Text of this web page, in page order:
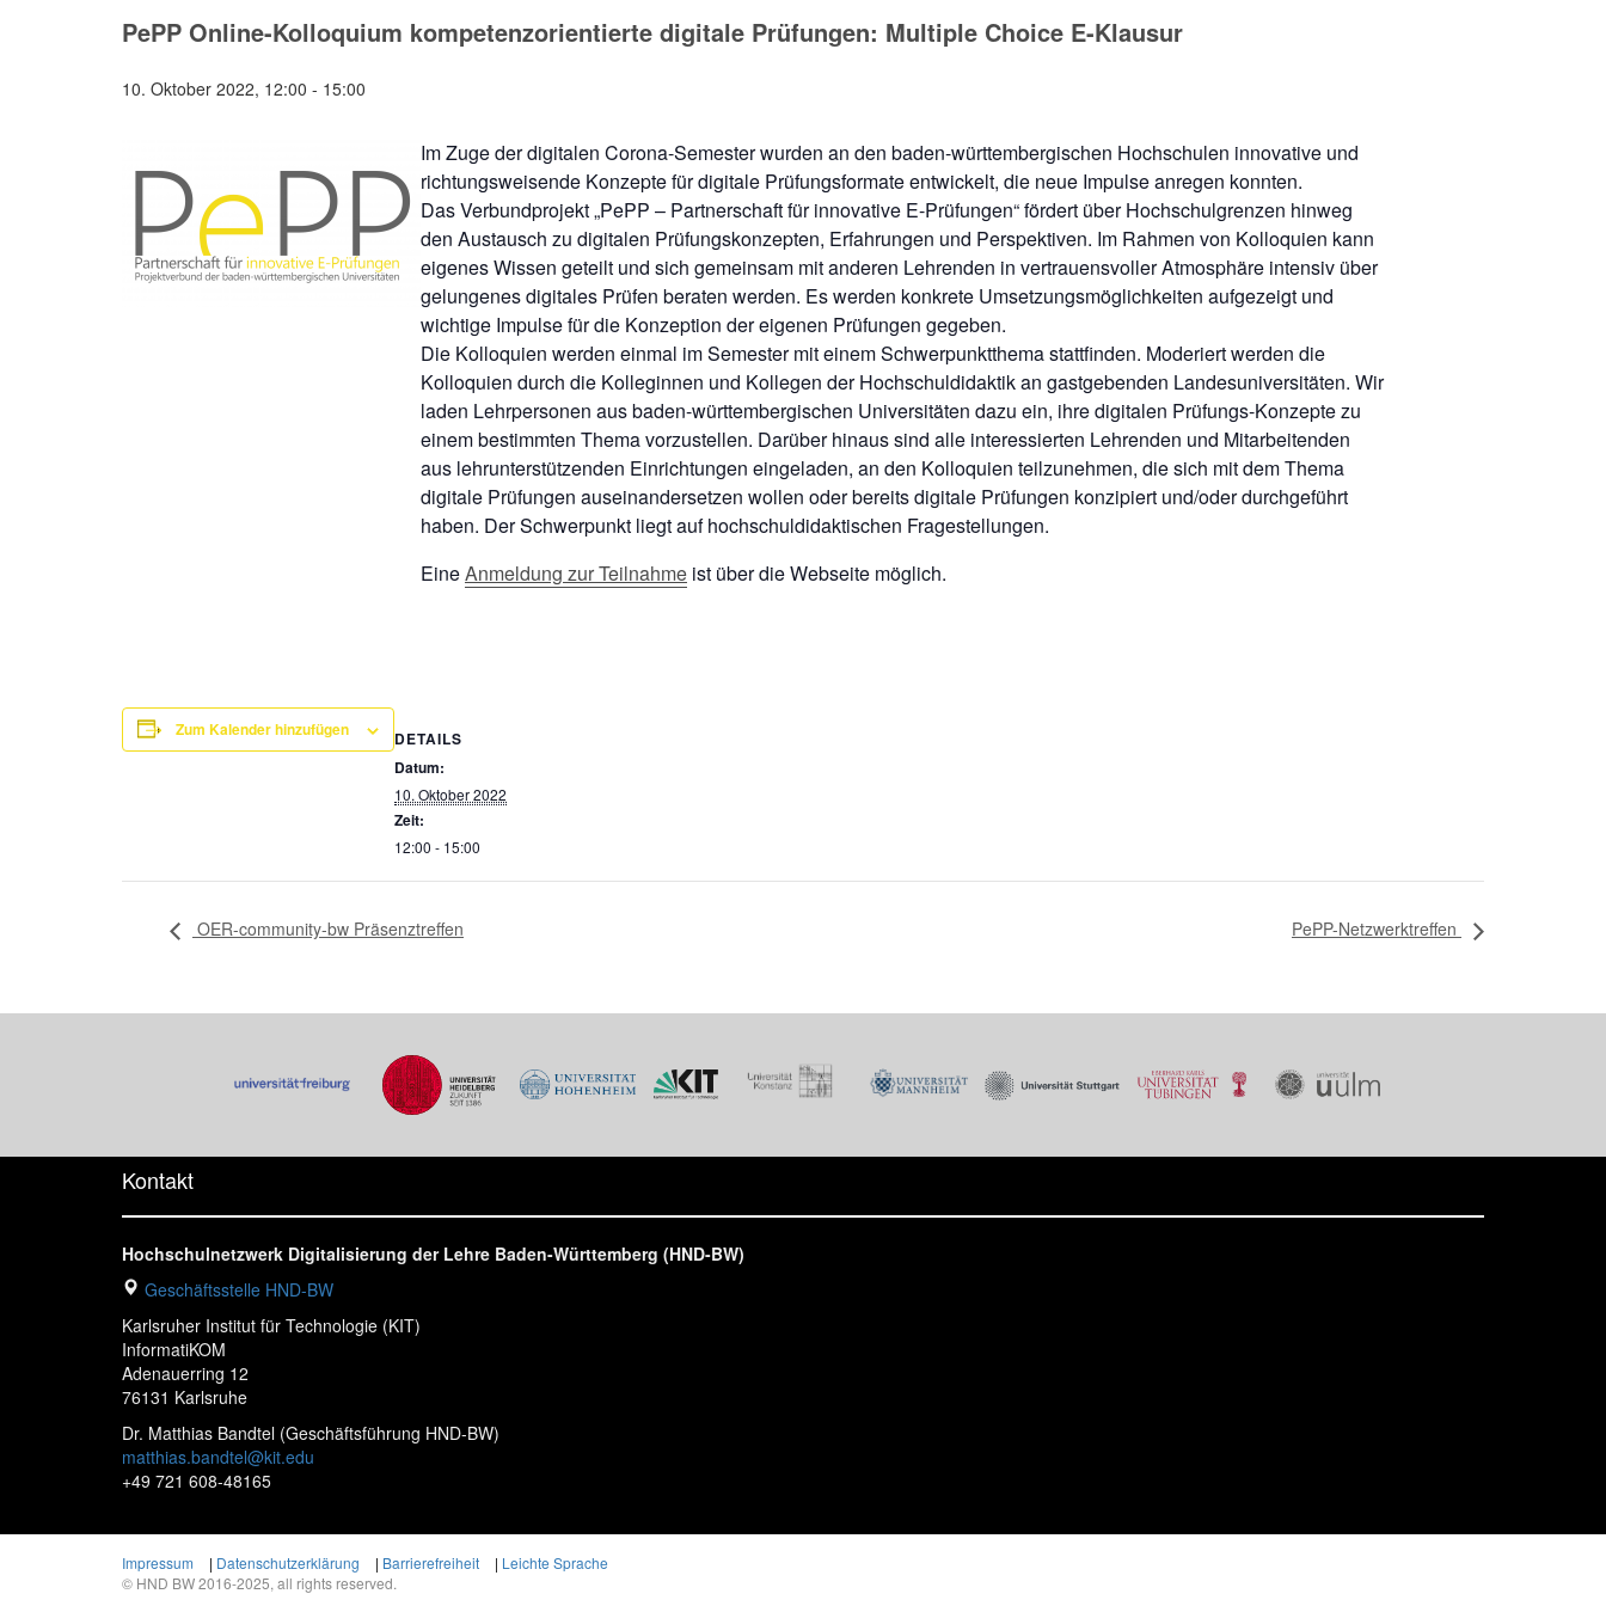
PePP Online-Kolloquium kompetenzorientierte digitale Prüfungen: Multiple Choice E-Klausur
10. Oktober 2022, 12:00 - 15:00
Im Zuge der digitalen Corona-Semester wurden an den baden-württembergischen Hochschulen innovative und
richtungsweisende Konzepte für digitale Prüfungsformate entwickelt, die neue Impulse anregen konnten.
Das Verbundprojekt „PePP – Partnerschaft für innovative E-Prüfungen“ fördert über Hochschulgrenzen hinweg
den Austausch zu digitalen Prüfungskonzepten, Erfahrungen und Perspektiven. Im Rahmen von Kolloquien kann
eigenes Wissen geteilt und sich gemeinsam mit anderen Lehrenden in vertrauensvoller Atmosphäre intensiv über
gelungenes digitales Prüfen beraten werden. Es werden konkrete Umsetzungsmöglichkeiten aufgezeigt und
wichtige Impulse für die Konzeption der eigenen Prüfungen gegeben.
Die Kolloquien werden einmal im Semester mit einem Schwerpunktthema stattfinden. Moderiert werden die
Kolloquien durch die Kolleginnen und Kollegen der Hochschuldidaktik an gastgebenden Landesuniversitäten. Wir
laden Lehrpersonen aus baden-württembergischen Universitäten dazu ein, ihre digitalen Prüfungs-Konzepte zu
einem bestimmten Thema vorzustellen. Darüber hinaus sind alle interessierten Lehrenden und Mitarbeitenden
aus lehrunterstützenden Einrichtungen eingeladen, an den Kolloquien teilzunehmen, die sich mit dem Thema
digitale Prüfungen auseinandersetzen wollen oder bereits digitale Prüfungen konzipiert und/oder durchgeführt
haben. Der Schwerpunkt liegt auf hochschuldidaktischen Fragestellungen.
EineAnmeldung zur Teilnahme ist über die Webseite möglich.
Zum Kalender hinzufügen
DETAILS
Datum:
10. Oktober 2022
Zeit:
12:00 - 15:00
OER-community-bw Präsenztreffen PePP-Netzwerktreffen
Kontakt
Hochschulnetzwerk Digitalisierung der Lehre Baden-Württemberg (HND-BW)
Geschäftsstelle HND-BW
Karlsruher Institut für Technologie (KIT)
InformatiKOM
Adenauerring 12
76131 Karlsruhe
Dr. Matthias Bandtel (Geschäftsführung HND-BW)
matthias.bandtel@kit.edu
+49 721 608-48165
Impressum | Datenschutzerklärung | Barrierefreiheit | Leichte Sprache
© HND BW 2016-2025, all rights reserved.